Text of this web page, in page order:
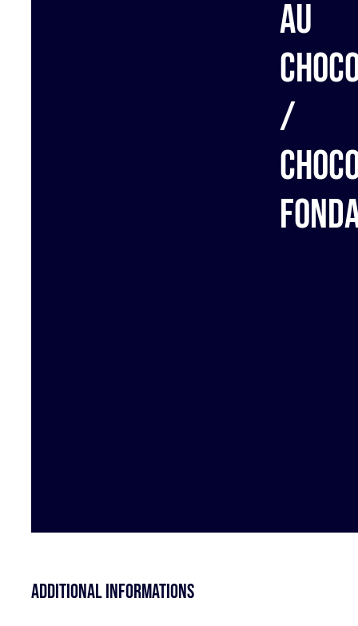
au
/
Additional informations